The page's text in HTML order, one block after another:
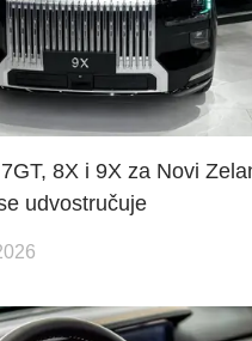
8X i 9X za Novi
udvostručuje